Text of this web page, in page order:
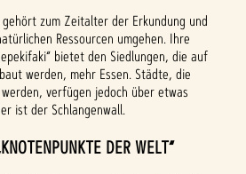
zum Zeitalter der Erkundung und
Ressourcen umgehen. Ihre
bietet den Siedlungen, die auf
werden, mehr Essen. Städte, die
verfügen jedoch über etwas
ist der Schlangenwall.
DER WELT“